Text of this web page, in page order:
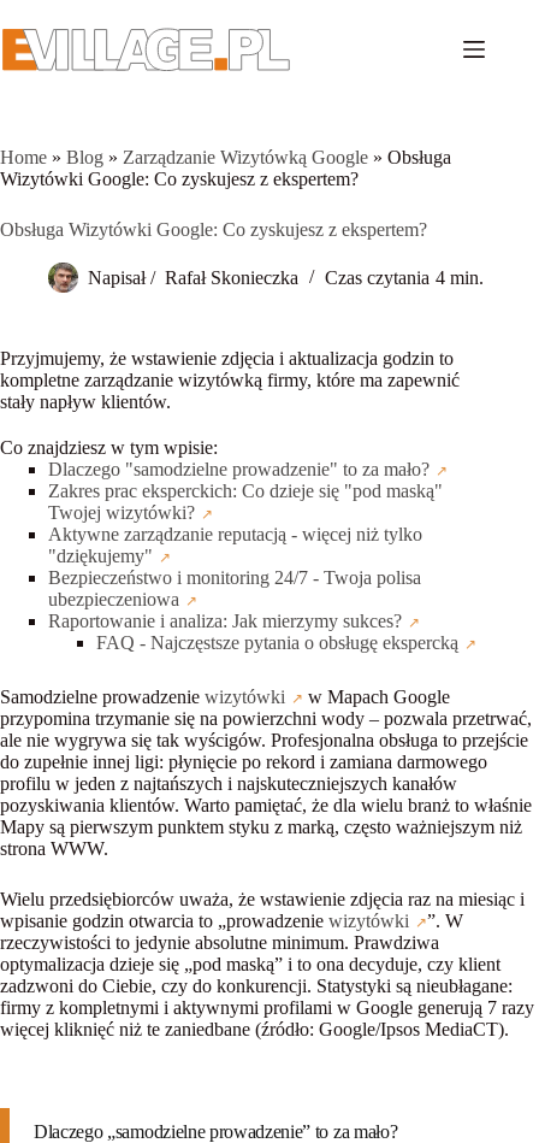
do
treści
Home » Blog » Zarządzanie Wizytówką Google » Obsługa
Wizytówki Google: Co zyskujesz z ekspertem?
Obsługa Wizytówki Google: Co zyskujesz z ekspertem?
Napisał / Rafał Skonieczka Czas czytania 4 min.
Przyjmujemy, że wstawienie zdjęcia i aktualizacja godzin to
kompletne zarządzanie wizytówką firmy, które ma zapewnić
stały napływ klientów.
Co znajdziesz w tym wpisie:
Dlaczego "samodzielne prowadzenie" to za mało?
Zakres prac eksperckich: Co dzieje się "pod maską"
Twojej wizytówki?
Aktywne zarządzanie reputacją - więcej niż tylko
"dziękujemy"
Bezpieczeństwo i monitoring 24/7 - Twoja polisa
ubezpieczeniowa
Raportowanie i analiza: Jak mierzymy sukces?
FAQ - Najczęstsze pytania o obsługę ekspercką
Samodzielne prowadzenie wizytówki
w Mapach Google
przypomina trzymanie się na powierzchni wody – pozwala przetrwać,
ale nie wygrywa się tak wyścigów. Profesjonalna obsługa to przejście
do zupełnie innej ligi: płynięcie po rekord i zamiana darmowego
profilu w jeden z najtańszych i najskuteczniejszych kanałów
pozyskiwania klientów. Warto pamiętać, że dla wielu branż to właśnie
Mapy są pierwszym punktem styku z marką, często ważniejszym niż
strona WWW.
Wielu przedsiębiorców uważa, że wstawienie zdjęcia raz na miesiąc i
wpisanie godzin otwarcia to „prowadzenie wizytówki
”. W
rzeczywistości to jedynie absolutne minimum. Prawdziwa
optymalizacja dzieje się „pod maską” i to ona decyduje, czy klient
zadzwoni do Ciebie, czy do konkurencji. Statystyki są nieubłagane:
firmy z kompletnymi i aktywnymi profilami w Google generują 7 razy
więcej kliknięć niż te zaniedbane (źródło: Google/Ipsos MediaCT).
Dlaczego „samodzielne prowadzenie” to za mało?